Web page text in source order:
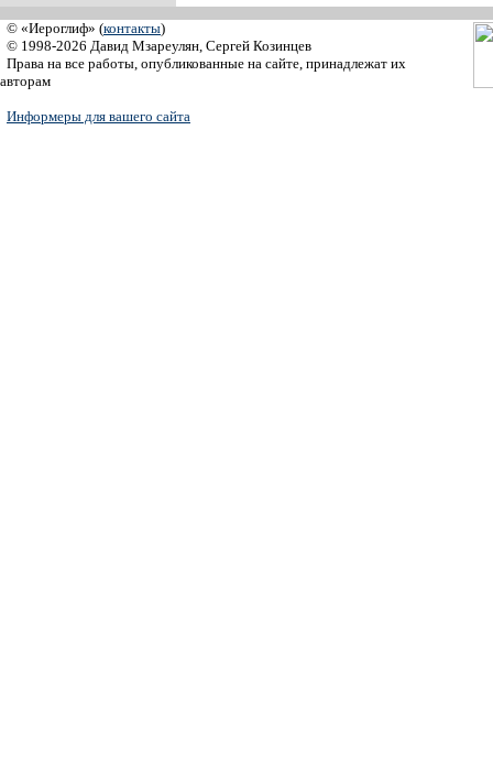
© «Иероглиф» (контакты)
© 1998-2026 Давид Мзареулян, Сергей Козинцев
Права на все работы, опубликованные на сайте, принадлежат их
авторам
Информеры для вашего сайта